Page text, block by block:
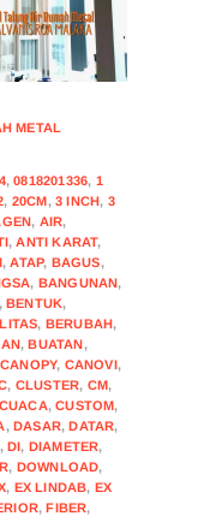
METAL
,0818201336, 1
, 20CM,3 INCH, 3
, AIR,
,ANTI KARAT,
,ATAP, BAGUS,
, BANGUNAN,
,BENTUK,
, BERUBAH,
,BUATAN,
CANOPY, CANOVI,
, CLUSTER, CM,
CUACA,CUSTOM,
,DASAR,DATAR,
,DI, DIAMETER,
, DOWNLOAD,
, EX LINDAB, EX
,FIBER,